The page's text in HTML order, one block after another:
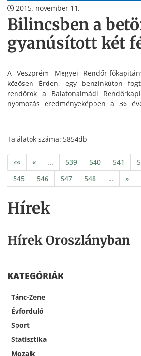
Hírek
Hírek Oroszlányban
KATEGÓRIÁK
Tánc-Zene
Évforduló
Sport
Statisztika
Mozaik
2015. november 11.
Bilincsben a
gyanúsított két
A Veszprém Megyei Rendőr-
közösen Érden, egy benzinkúton
rendőrök a Balatonalmádi
nyomozás eredményeképpen a 36
Oroszlányi Rendőrkapitányság Bűnügyi
Találatok száma: 5854db
«« « … 539 540 541
545
546 547 548 … »